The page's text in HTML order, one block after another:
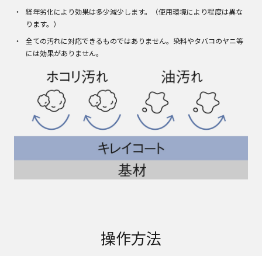
経年劣化により効果は多少減少します。（使用環境により程度は異な
ります。）
全ての汚れに対応できるものではありません。染料やタバコのヤニ等
には効果がありません。
操作方法